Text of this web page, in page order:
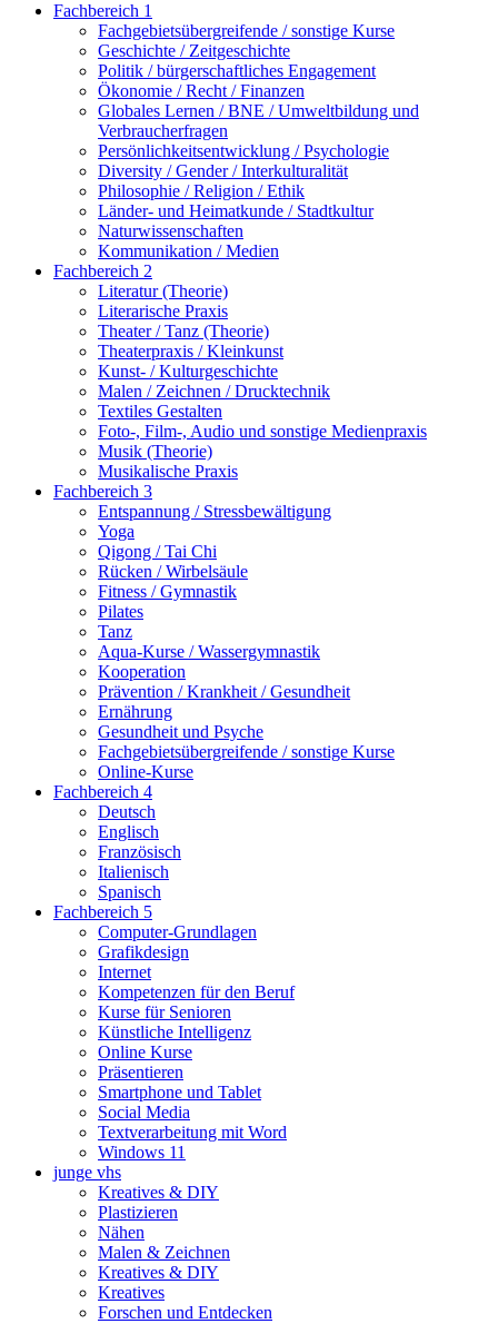
Fachbereich 1
Fachgebietsübergreifende / sonstige Kurse
Geschichte / Zeitgeschichte
Politik / bürgerschaftliches Engagement
Ökonomie / Recht / Finanzen
Globales Lernen / BNE / Umweltbildung und
Verbraucherfragen
Persönlichkeitsentwicklung / Psychologie
Diversity / Gender / Interkulturalität
Philosophie / Religion / Ethik
Länder- und Heimatkunde / Stadtkultur
Naturwissenschaften
Kommunikation / Medien
Fachbereich 2
Literatur (Theorie)
Literarische Praxis
Theater / Tanz (Theorie)
Theaterpraxis / Kleinkunst
Kunst- / Kulturgeschichte
Malen / Zeichnen / Drucktechnik
Textiles Gestalten
Foto-, Film-, Audio und sonstige Medienpraxis
Musik (Theorie)
Musikalische Praxis
Fachbereich 3
Entspannung / Stressbewältigung
Yoga
Qigong / Tai Chi
Rücken / Wirbelsäule
Fitness / Gymnastik
Pilates
Tanz
Aqua-Kurse / Wassergymnastik
Kooperation
Prävention / Krankheit / Gesundheit
Ernährung
Gesundheit und Psyche
Fachgebietsübergreifende / sonstige Kurse
Online-Kurse
Fachbereich 4
Deutsch
Englisch
Französisch
Italienisch
Spanisch
Fachbereich 5
Computer-Grundlagen
Grafikdesign
Internet
Kompetenzen für den Beruf
Kurse für Senioren
Künstliche Intelligenz
Online Kurse
Präsentieren
Smartphone und Tablet
Social Media
Textverarbeitung mit Word
Windows 11
junge vhs
Kreatives & DIY
Plastizieren
Nähen
Malen & Zeichnen
Kreatives & DIY
Kreatives
Forschen und Entdecken